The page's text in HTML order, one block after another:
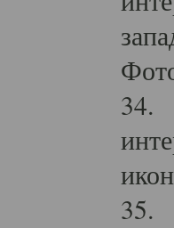
34.
35.